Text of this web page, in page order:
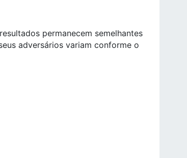
permanecem semelhantes
adversários variam conforme o